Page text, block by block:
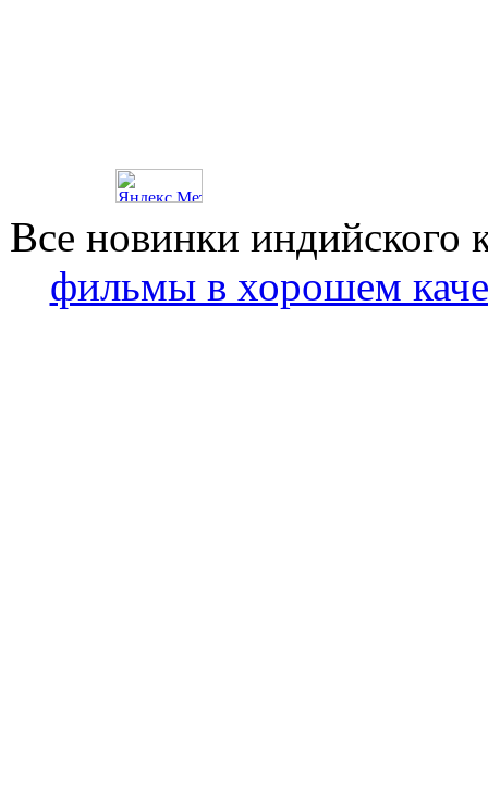
Все новинки
фильмы в хорошем